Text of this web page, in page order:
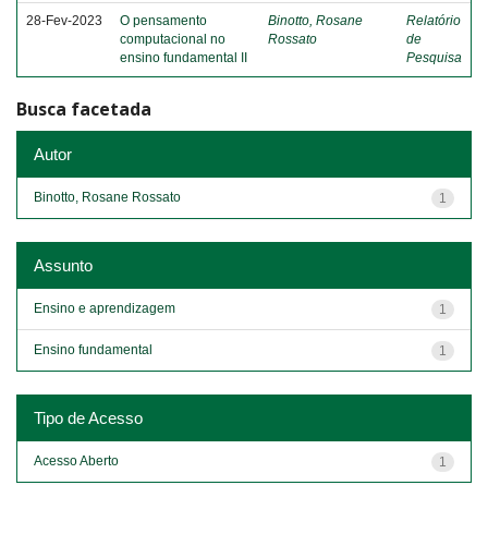
28-Fev-2023
O pensamento
computacional no
ensino fundamental II
Binotto, Rosane
Rossato
Relatório
de
Pesquisa
Busca facetada
Autor
1
Binotto, Rosane Rossato
Assunto
1
Ensino e aprendizagem
1
Ensino fundamental
Tipo de Acesso
1
Acesso Aberto